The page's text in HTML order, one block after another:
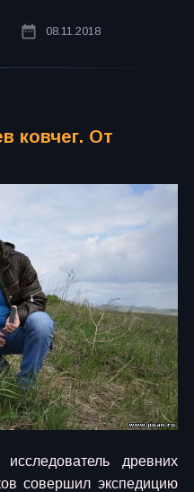
08.11.2018
ковчег. От
древних
совершил экспедицию